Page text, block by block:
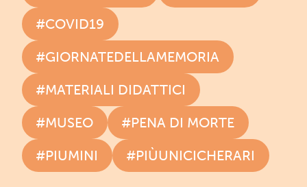
#COVID19
#GIORNATEDELLAMEMORIA
#MATERIALI DIDATTICI
#MUSEO
#PENA DI MORTE
#PIUMINI
#PIÙUNICICHERARI